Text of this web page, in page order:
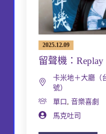
2025.12.09
留聲機：Replay
卡米地＋大廳（
號）
單口 , 音樂喜劇
馬克吐司